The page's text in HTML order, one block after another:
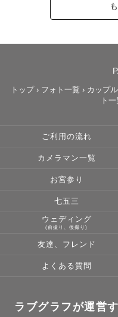
トップ› フォト一覧 › カップ
ト
ご利用の流れ
カメラマン一覧
お宮参り
七五三
ウェディング
(前撮り、後撮り)
友達、フレンド
よくある質問
ラブグラフが運営